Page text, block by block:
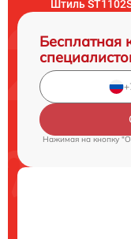
Штиль
Бесплатная
Нажимая на кнопку